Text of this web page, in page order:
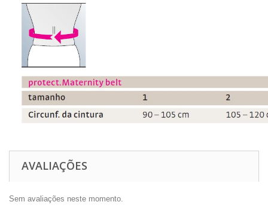
AVALIAÇÕES
Sem avaliações neste momento.